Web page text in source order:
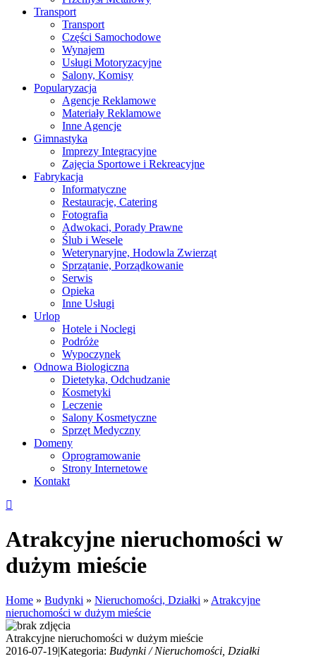
Transport
Transport
Części Samochodowe
Wynajem
Usługi Motoryzacyjne
Salony, Komisy
Popularyzacja
Agencje Reklamowe
Materiały Reklamowe
Inne Agencje
Gimnastyka
Imprezy Integracyjne
Zajęcia Sportowe i Rekreacyjne
Fabrykacja
Informatyczne
Restauracje, Catering
Fotografia
Adwokaci, Porady Prawne
Ślub i Wesele
Weterynaryjne, Hodowla Zwierząt
Sprzątanie, Porządkowanie
Serwis
Opieka
Inne Usługi
Urlop
Hotele i Noclegi
Podróże
Wypoczynek
Odnowa Biologiczna
Dietetyka, Odchudzanie
Kosmetyki
Leczenie
Salony Kosmetyczne
Sprzęt Medyczny
Domeny
Oprogramowanie
Strony Internetowe
Kontakt
Atrakcyjne nieruchomości w
dużym mieście
Home » Budynki » Nieruchomości, Działki » Atrakcyjne
nieruchomości w dużym mieście
Atrakcyjne nieruchomości w dużym mieście
2016-07-19|Kategoria: Budynki / Nieruchomości, Działki